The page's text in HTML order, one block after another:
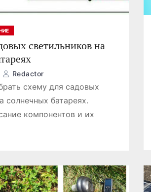
светильников на
Redactor
схему для садовых
солнечных батареях.
компонентов и их